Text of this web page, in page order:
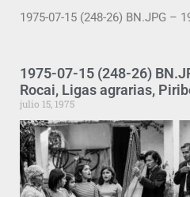
1975-07-15 (248-26) BN.JPG –
1975-07-15 (248-26)
Rocai, Ligas agrarias,
julio 15, 1975